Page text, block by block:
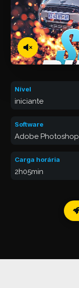
Nível
iniciante
Software
Adobe Photoshop
Carga horária
2h05min